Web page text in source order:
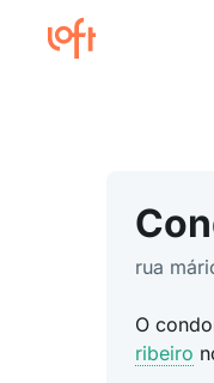
rua
O
ribeiro